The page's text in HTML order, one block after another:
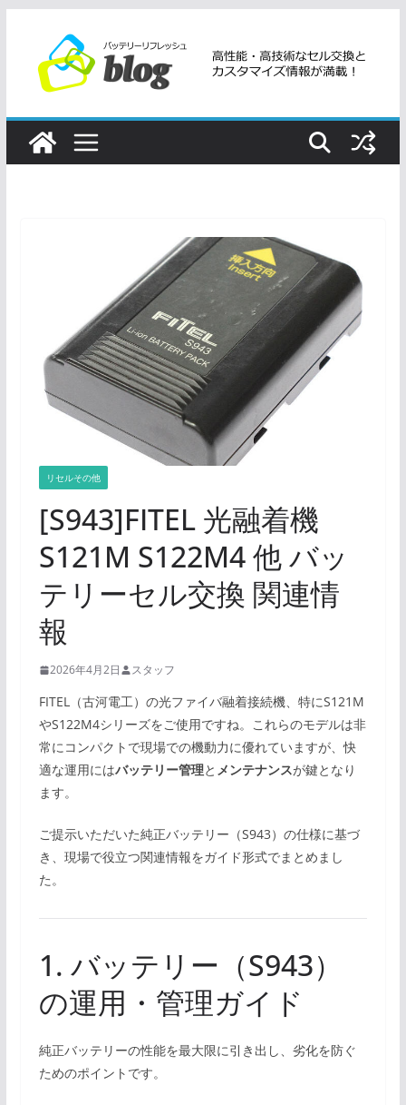
ツ
リセルその他
[S943]FITEL 光融着機
S121M S122M4 他 バッ
テリーセル交換 関連情
報
2026年4月2日 スタッフ
FITEL（古河電工）の光ファイバ融着接続機、特にS121M
やS122M4シリーズをご使用ですね。これらのモデルは非
常にコンパクトで現場での機動力に優れていますが、快
適な運用にはバッテリー管理と メンテナンスが鍵となり
ます。
ご提示いただいた純正バッテリー（S943）の仕様に基づ
き、現場で役立つ関連情報をガイド形式でまとめまし
た。
1. バッテリー（S943）
の運用・管理ガイド
純正バッテリーの性能を最大限に引き出し、劣化を防ぐ
ためのポイントです。